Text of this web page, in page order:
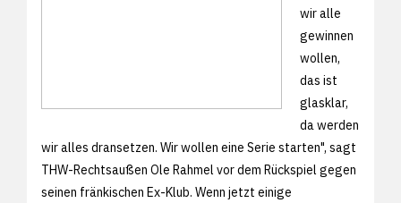
wir alle
gewinnen
wollen,
das ist
glasklar,
da werden
wir alles dransetzen. Wir wollen eine Serie starten", sagt
THW-Rechtsaußen Ole Rahmel vor dem Rückspiel gegen
seinen fränkischen Ex-Klub. Wenn jetzt einige